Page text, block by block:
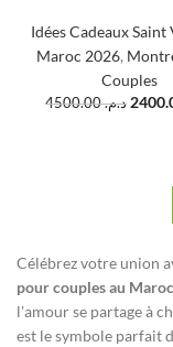
Idées Cadeaux Saint
Maroc 2026,
Couples
د.م.4500.00
Célébrez votre union
pour couples au Maroc
l'amour se partage à
est le symbole parfait